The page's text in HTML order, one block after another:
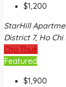
$1,200
StarHill
District 7, Ho
Cho Thuê
Featured
$1,900